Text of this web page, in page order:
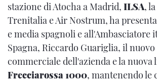
stazione di Atocha a Madrid, ILSA,
Trenitalia e Air Nostrum, ha
e media spagnoli e all'Ambasciatore
Spagna, Riccardo Guariglia, il
commerciale dell'azienda e la nuova
Frecciarossa 1000, mantenendo le